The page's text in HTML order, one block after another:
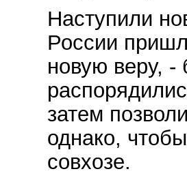
Наступили
России
новую веру, -
затем
однако,
совхозе.